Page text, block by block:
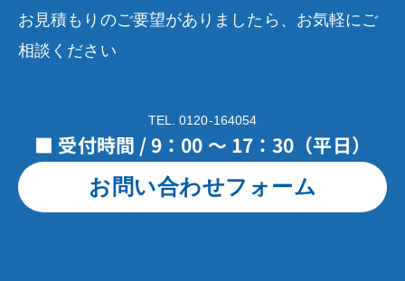
お見積もりのご要望がありましたら、お気軽にご
相談ください
TEL. 0120-164054
■ 受付時間 / 9：00 ～ 17：30（平日）
お問い合わせフォーム